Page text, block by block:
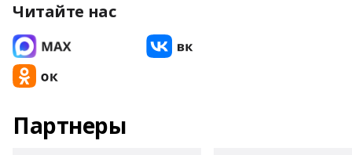
Читайте нас
Партнеры